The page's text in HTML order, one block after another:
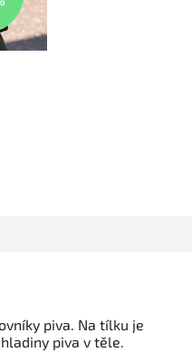
piva. Na tílku je
piva v těle.